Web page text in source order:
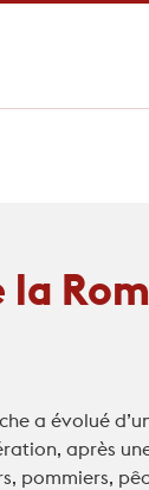
a évolué
après
pommiers,